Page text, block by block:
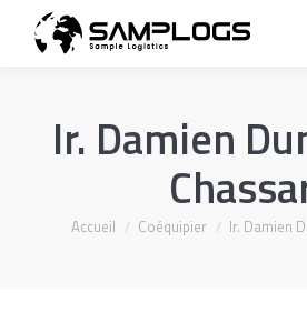
Ir. Damien
Vous êtes ici :
Accueil Coéquipier Ir. Damien